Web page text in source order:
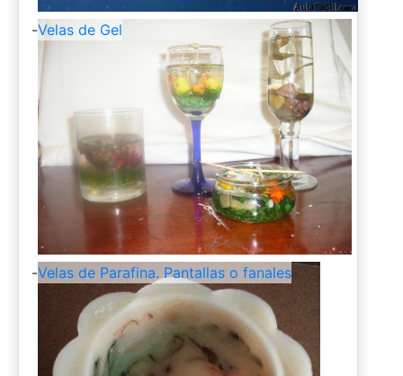
-Velas de Gel
-Velas de Parafina. Pantallas o fanales